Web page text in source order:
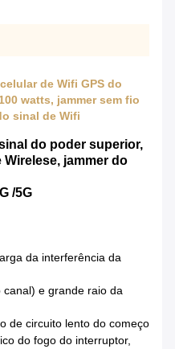
de Wifi GPS do
watts, jammer sem fio
sinal de Wifi
do poder superior,
jammer do
/5G
da interferência da
canal) e grande raio da
de circuito lento do começo
do fogo do interruptor,